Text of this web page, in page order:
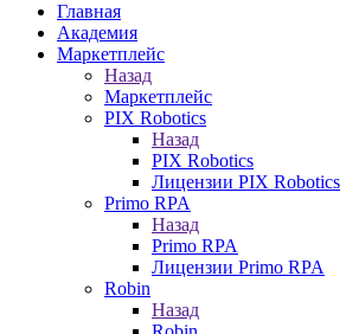
Главная
Академия
Маркетплейс
Назад
Маркетплейс
PIX Robotics
Назад
PIX Robotics
Лицензии PIX Robotics
Primo RPA
Назад
Primo RPA
Лицензии Primo RPA
Robin
Назад